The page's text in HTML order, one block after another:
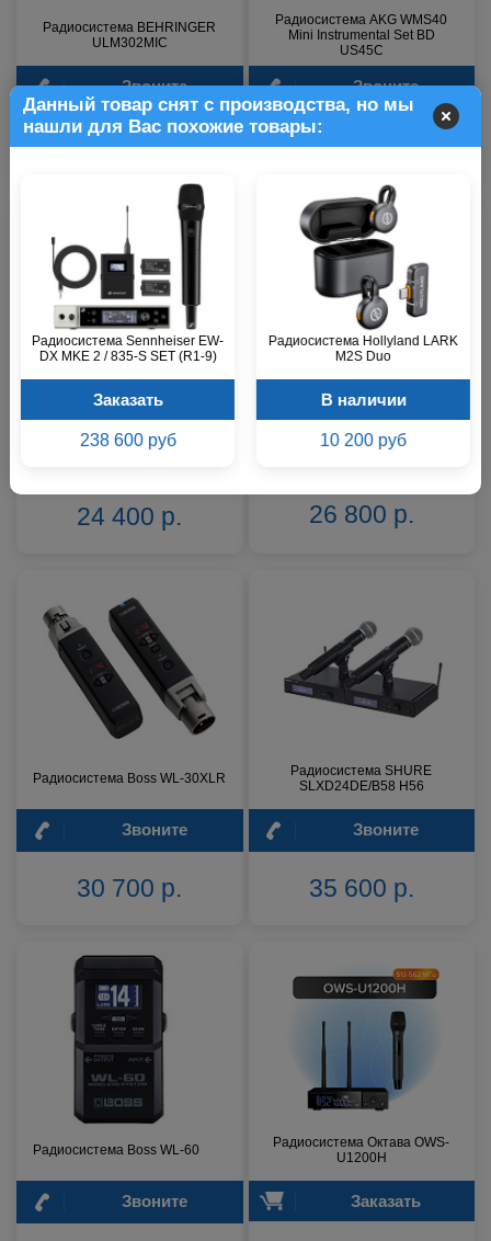
Данный товар снят с производства, но мы
нашли для Вас похожие товары:
Радиосистема Sennheiser EW-
DX MKE 2 / 835-S SET (R1-9)
Заказать
238 600 руб
Радиосистема Hollyland LARK
M2S Duo
В наличии
10 200 руб
Радиосистема BEHRINGER
ULM302MIC
Звоните
18 200 р.
Радиосистема AKG WMS40
Mini Instrumental Set BD
US45C
Звоните
19 200 р.
Радиосистема AKG WMS40
Mini Instrumental Set BD
US25C
24 400 р.
Радиосистема RODE Wireless
26 800 р.
Радиосистема Boss WL-30XLR
Звоните
30 700 р.
Радиосистема SHURE
SLXD24DE/B58 H56
Звоните
35 600 р.
Радиосистема Boss WL-60
Звоните
Радиосистема Октава OWS-
U1200H
Заказать